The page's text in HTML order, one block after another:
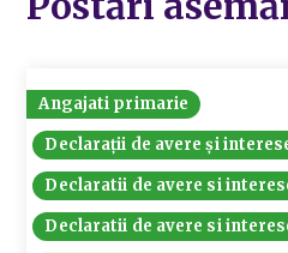
Angajati primarie
Declarații de avere și
Declaratii de avere si
Declaratii de avere si